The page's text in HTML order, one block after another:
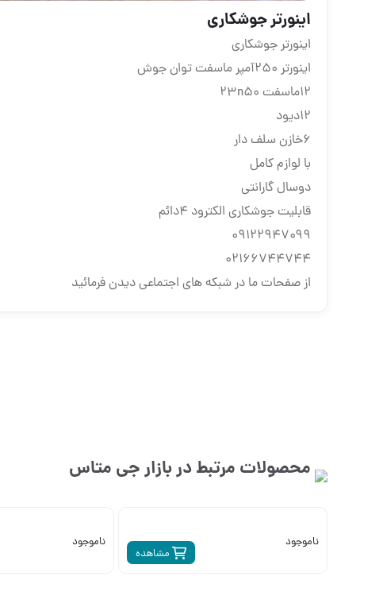
اینورتر جوشکاری
اینورتر جوشکاری
اینورتر ۲۵۰آمپر ماسفت توان جوش
۱۲ماسفت ۲۳n50
۱۲دیود
۶خازن سلف دار
با لوازم کامل
دوسال گارانتی
قابلیت جوشکاری الکترود ۴دائم
۰۹۱۲۲۹۴۷۰۹۹
۰۲۱۶۶۷۴۴۷۴۴
از صفحات ما در شبکه های اجتماعی دیدن فرمائید
محصولات مرتبط در بازارجی متاس
مشاهده
ناموجود ناموجود